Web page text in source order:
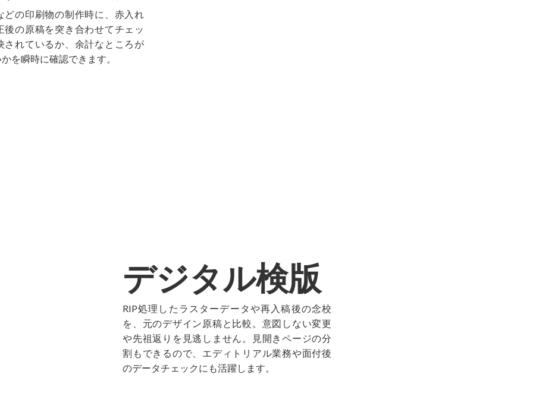
どの印刷物の制作時に、赤入れ
後の原稿を突き合わせてチェッ
されているか、余計なところが
を瞬時に確認できます。
デジタル検版
RIP処理したラスターデータや再入稿後の念校
を、元のデザイン原稿と比較。意図しない変更
や先祖返りを見逃しません。見開きページの分
割もできるので、エディトリアル業務や面付後
のデータチェックにも活躍します。